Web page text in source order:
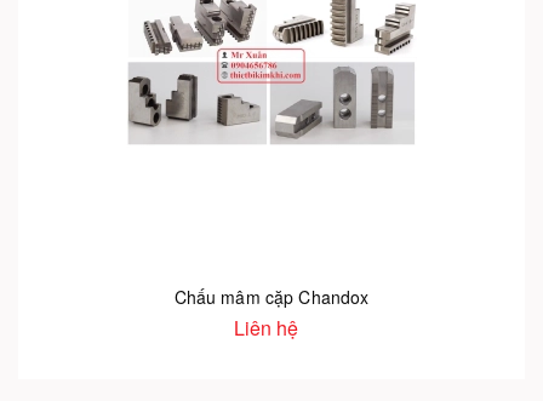
Chấu mâm cặp Chandox
Liên hệ